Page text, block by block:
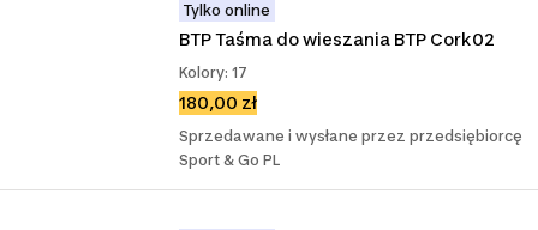
Tylko online
BTP Taśma do wieszania BTP Cork02
Kolory: 17
180,00 zł
Sprzedawane i wysłane przez przedsiębiorcę
Sport & Go PL